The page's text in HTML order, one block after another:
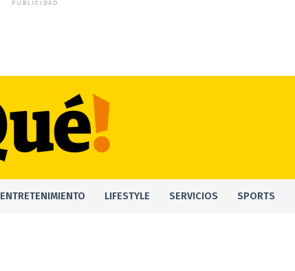
PUBLICIDAD
ENTRETENIMIENTO LIFESTYLE SERVICIOS SPORTS